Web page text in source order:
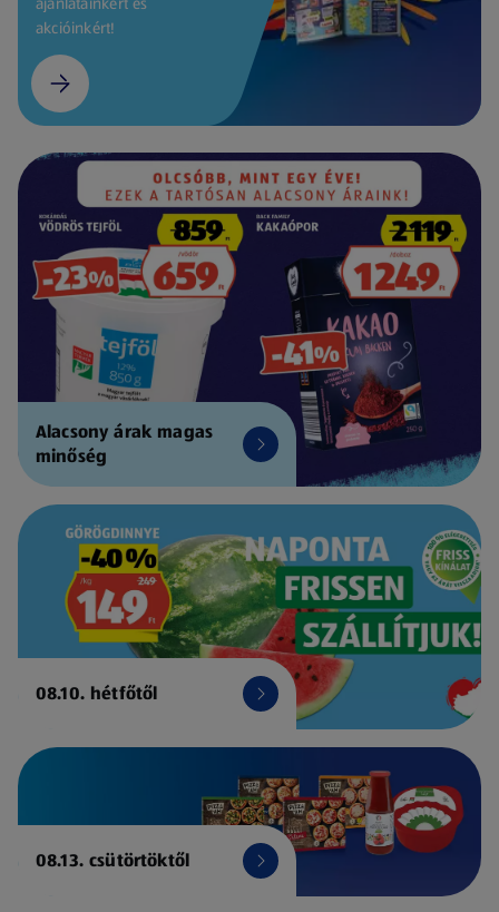
akcióinkért!
Alacsony árak magas
minőség
08.10. hétfőtől
08.13. csütörtöktől